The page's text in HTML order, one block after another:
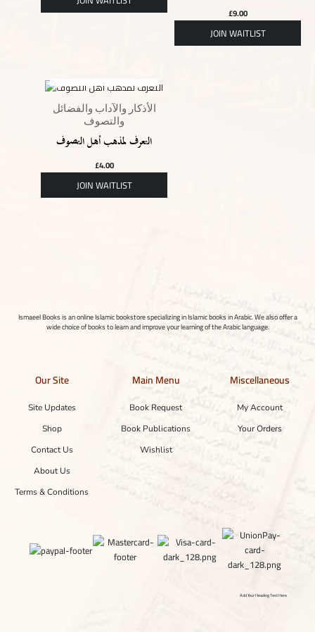
£9.00
الأذكار والآداب والفضائل
والتصوف
التعرف لمذهب أهل التصوف
£4.00
Ismaeel Books is an online Islamic bookstore specializing in Islamic books in Arabic. We also offer a
wide choice of books to learn and improve your learning of the Arabic language.
Our Site
Site Updates
Shop
Contact Us
About Us
Terms & Conditions
Main Menu
Book Request
Book Publications
Wishlist
Miscellaneous
My Account
Your Orders
Add Your Heading Text Here